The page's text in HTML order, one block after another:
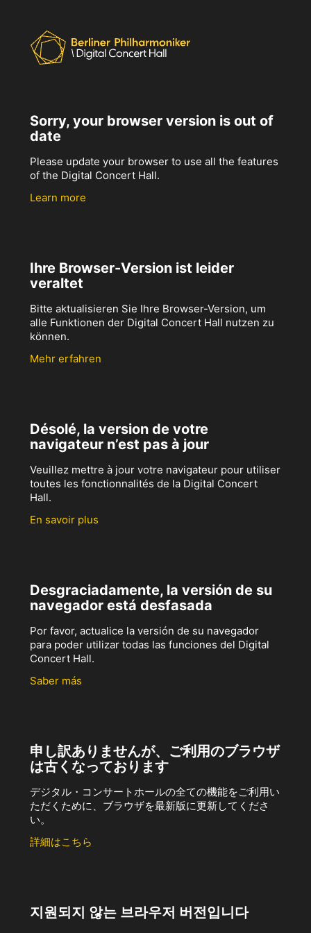
Sorry, your browser version is out of
date
Please update your browser to use all the features
of the Digital Concert Hall.
Learn more
Ihre Browser-Version ist leider
veraltet
Bitte aktualisieren Sie Ihre Browser-Version, um
alle Funktionen der Digital Concert Hall nutzen zu
können.
Mehr erfahren
Désolé, la version de votre
navigateur n’est pas à jour
Veuillez mettre à jour votre navigateur pour utiliser
toutes les fonctionnalités de la Digital Concert
Hall.
En savoir plus
Desgraciadamente, la versión de su
navegador está desfasada
Por favor, actualice la versión de su navegador
para poder utilizar todas las funciones del Digital
Concert Hall.
Saber más
申し訳ありませんが、ご利用のブラウザ
は古くなっております
デジタル・コンサートホールの全ての機能をご利用い
ただくために、ブラウザを最新版に更新してくださ
い。
詳細はこちら
지원되지 않는 브라우저 버전입니다